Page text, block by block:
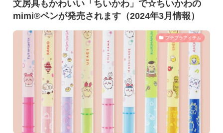
文房具もかわいい「ちいかわ」で☆ちいかわの
mimi®ペンが発売されます（2024年3月情報）
プチプラアイテム